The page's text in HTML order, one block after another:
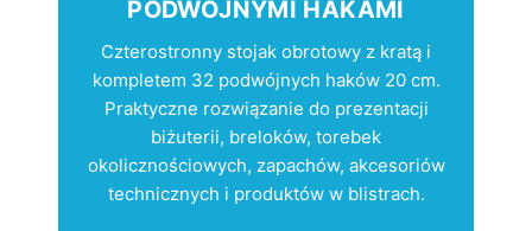
PODWÓJNYMI HAKAMI
Czterostronny stojak obrotowy z kratą i
kompletem 32 podwójnych haków 20 cm.
Praktyczne rozwiązanie do prezentacji
biżuterii, breloków, torebek
okolicznościowych, zapachów, akcesoriów
technicznych i produktów w blistrach.